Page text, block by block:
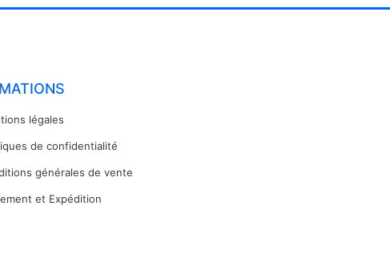
légales
de confidentialité
générales de vente
et Expédition